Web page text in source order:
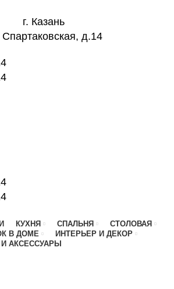
г. Казань
д.14
КУХНЯ СПАЛЬНЯ
СТОЛОВАЯ
В ДОМЕ
ИНТЕРЬЕР И ДЕКОР
АКСЕССУАРЫ